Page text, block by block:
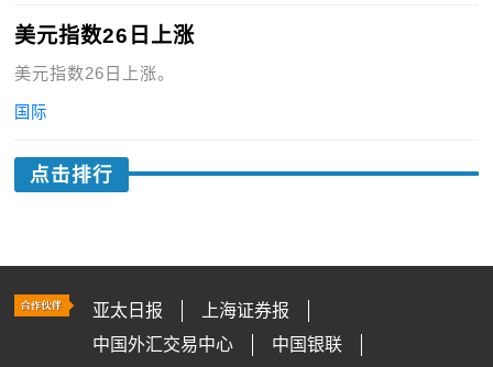
美元指数26日上涨
美元指数26日上涨。
国际
点击排行
亚太日报
上海证券报
中国外汇交易中心
中国银联